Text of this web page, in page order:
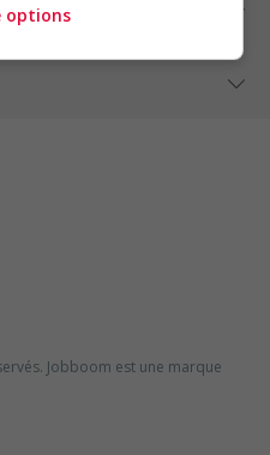
Jobboom est une marque
options